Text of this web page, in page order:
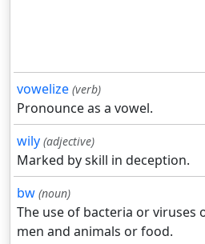
vowelize (verb)
Pronounce as a vowel.
wily (adjective)
Marked by skill in deception.
bw (noun)
The use of bacteria or viruses
men and animals or food.